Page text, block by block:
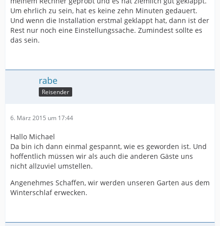
Um ehrlich zu sein, hat es keine zehn Minuten gedauert.
Und wenn die Installation erstmal geklappt hat, dann ist der
Rest nur noch eine Einstellungssache. Zumindest sollte es
das sein.
rabe
Reisender
6. März 2015 um 17:44
Hallo Michael
Da bin ich dann einmal gespannt, wie es geworden ist. Und
hoffentlich müssen wir als auch die anderen Gäste uns
nicht allzuviel umstellen.
Angenehmes Schaffen, wir werden unseren Garten aus dem
Winterschlaf erwecken.